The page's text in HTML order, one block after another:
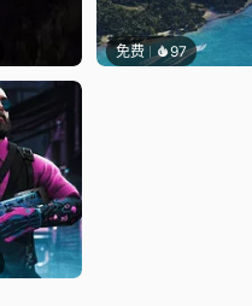
免费 97